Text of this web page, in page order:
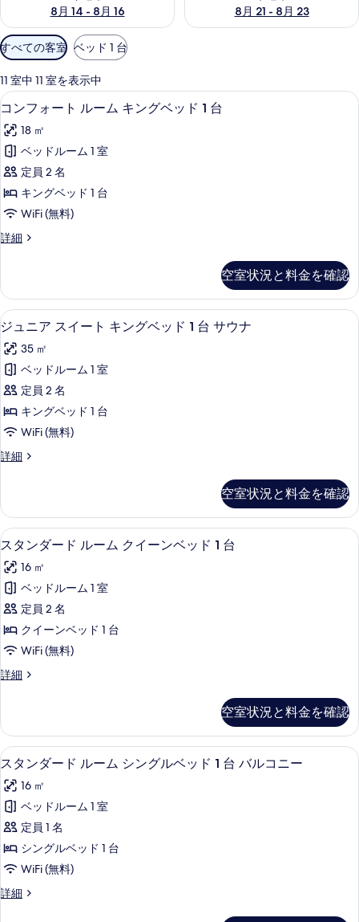
8月 14 - 8月 16
8月 21 - 8月 23
利
用
可
能
な
客
室
の
り
込
み
すべての客室 ベッド 1 台
11 室中 11 室を表示中
コ
ン
フ
ォ
ー
ト
ー
キ
ン
グ
ベ
ッ
ド
1
台
の
て
の
写
真
を
表
示
す
る
防音設備、アイロン / アイロン台、
10
コンフォート ルーム キングベッド 1 台
18 ㎡
ベッドルーム 1 室
定員 2 名
キングベッド 1 台
WiFi (無料)
詳細
コ
ー
ト
ル
ム
キ
ン
グ
ベ
ッ
ド
1
細
空室状況と料金を確認
ジ
ュ
ニ
ア
ス
イ
ト
ン
グ
ベ
ッ
ド
1
台
サ
ウ
す
べ
て
の
写
真
を
表
示
ジュニア スイート キングベッド 1
10
ジュニア スイート キングベッド 1 台 サウナ
35 ㎡
ベッドルーム 1 室
定員 2 名
キングベッド 1 台
WiFi (無料)
詳細
ジ
ス
イ
ー
キ
ン
グ
ベ
ッ
ド
台
の
詳
細
空室状況と料金を確認
ス
タ
ン
ダ
ー
ド
ー
ク
イ
ー
ン
ベ
ッ
ド
1
台
スタンダード ルーム クイーンベッ
10
スタンダード ルーム クイーンベッド 1 台
16 ㎡
ベッドルーム 1 室
定員 2 名
クイーンベッド 1 台
WiFi (無料)
詳細
ス
ー
ド
ル
ム
ク
イ
ー
ン
ベ
ッ
ド
空室状況と料金を確認
ス
タ
ン
ダ
ー
ド
ー
スタンダード ルーム シングルベッ
6
スタンダード ルーム シングルベッド 1 台 バルコニー
16 ㎡
ベッドルーム 1 室
定員 1 名
シングルベッド 1 台
WiFi (無料)
詳細
ス